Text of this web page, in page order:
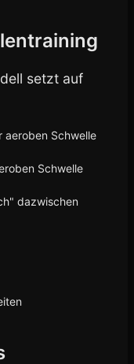
setzt auf
aeroben Schwelle
Schwelle
dazwischen